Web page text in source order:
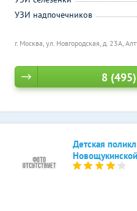
г. Москва, ул. Новгородская, д. 23А,
УЗИ надпочечников
8
Детская
Новощукинской